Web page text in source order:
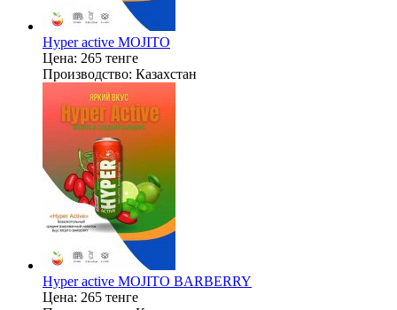
Hyper active MOJITO
Цена: 265 тенге
Производство: Казахстан
Hyper active MOJITO BARBERRY
Цена: 265 тенге